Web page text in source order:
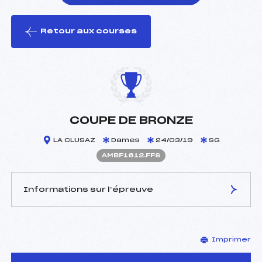
le ski
Retour aux courses
COUPE DE BRONZE
LA CLUSAZ Dames 24/03/19 SG
AMBF1612.FFS
Informations sur l’épreuve
ANGUENOT LIONEL (MB)
Arbitre :
GARIN ALEXIS (MB)
Imprimer